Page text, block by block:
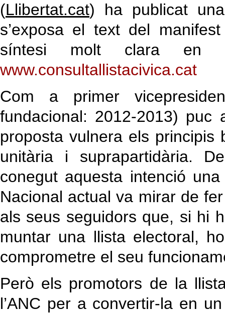
(Llibertat.cat) ha publicat
s’exposa el text del
síntesi molt clara en
www.consultallistacivica.cat
Com a primer
fundacional: 2012-2013) puc
proposta vulnera els principis
unitària i suprapartidària.
conegut aquesta intenció
Nacional actual va mirar de
als seus seguidors que, si hi
muntar una llista electoral,
comprometre el seu
Però els promotors de la
l’ANC per a convertir-la en